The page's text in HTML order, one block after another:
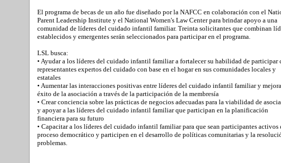
El programa de becas de un año fue diseñado por la NAFCC en colaboración con el
Parent Leadership Institute y el National Women's Law Center para brindar apoyo a una
comunidad de líderes del cuidado infantil familiar. Treinta solicitantes que combinan
establecidos y emergentes serán seleccionados para participar en el programa.
LSL busca:
• Ayudar a los líderes del cuidado infantil familiar a fortalecer su habilidad de participar
representantes expertos del cuidado con base en el hogar en sus comunidades locales y
estatales
• Aumentar las interacciones positivas entre líderes del cuidado infantil familiar y
éxito de la asociación a través de la participación de la membresía
• Crear conciencia sobre las prácticas de negocios adecuadas para la viabilidad de
y apoyar a las líderes del cuidado infantil familiar que participan en la planificación
financiera para su futuro
• Capacitar a los líderes del cuidado infantil familiar para que sean participantes activos
proceso democrático y participen en el desarrollo de políticas comunitarias y la
problemas.